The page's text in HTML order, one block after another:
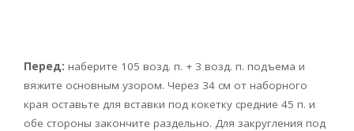
Перед: наберите 105 возд. п. + 3 возд. п. подъема и
вяжите основным узором. Через 34 см от наборного
края оставьте для вставки под кокетку средние 45 п. и
обе стороны закончите раздельно. Для закругления под